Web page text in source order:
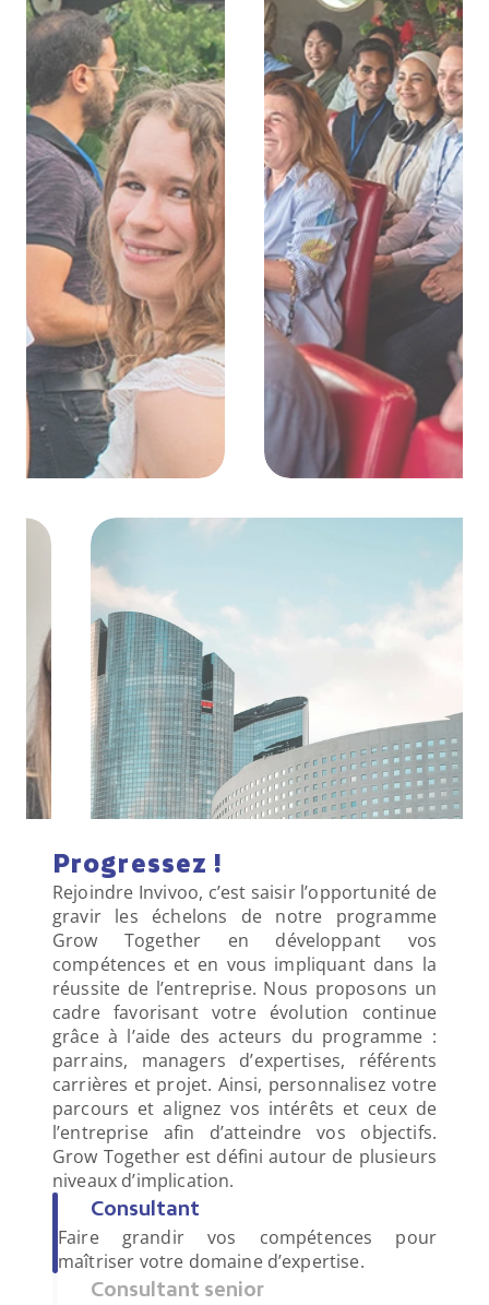
Progressez !
Rejoindre Invivoo, c’est saisir l’opportunité de
gravir les échelons de notre programme
Grow Together en développant vos
compétences et en vous impliquant dans la
réussite de l’entreprise. Nous proposons un
cadre favorisant votre évolution continue
grâce à l’aide des acteurs du programme :
parrains, managers d’expertises, référents
carrières et projet. Ainsi, personnalisez votre
parcours et alignez vos intérêts et ceux de
l’entreprise afin d’atteindre vos objectifs.
Grow Together est défini autour de plusieurs
niveaux d’implication.
Consultant
Faire grandir vos compétences pour
maîtriser votre domaine d’expertise.
Consultant senior